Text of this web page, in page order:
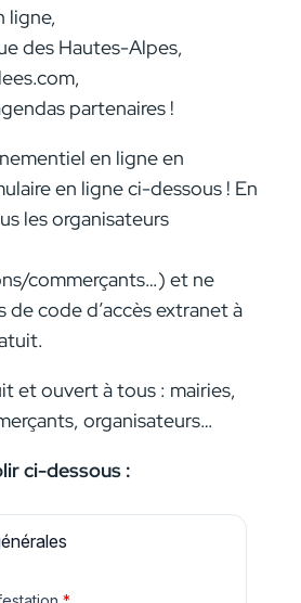
ligne,
des Hautes-Alpes,
partenaires !
en ligne en
en ligne ci-dessous ! En
les organisateurs
commerçants…) et ne
de code d’accès extranet à
et ouvert à tous : mairies,
organisateurs…
ci-dessous :